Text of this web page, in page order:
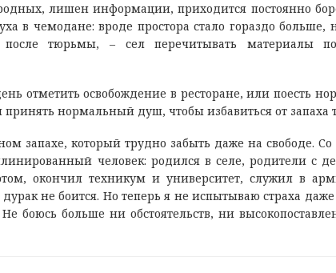
лишен информации, приходится постоянно
в чемодане: вроде простора стало гораздо больше,
тюрьмы, – сел перечитывать материалы
отметить освобождение в ресторане, или поесть
нормальный душ, чтобы избавиться от запаха
запахе, который трудно забыть даже на свободе.
человек: родился в селе, родители с
окончил техникум и университет, служил в
дурак не боится. Но теперь я не испытываю страха
боюсь больше ни обстоятельств, ни